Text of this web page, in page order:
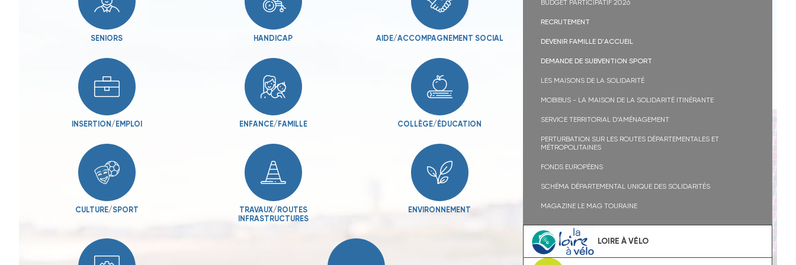
SENIORS HANDICAP AIDE/ACCOMPAGNEMENT SOCIAL
INSERTION / EMPLOI ENFANCE/ FAMILLE COLLÈGE/ ÉDUCATION
CULTURE/SPORT TRAVAUX/ ROUTES
INFRASTRUCTURES
ENVIRONNEMENT
BUDGET PARTICIPATIF 2026
RECRUTEMENT
DEVENIR FAMILLE D'ACCUEIL
DEMANDE DE SUBVENTION SPORT
LES MAISONS DE LA SOLIDARITÉ
MOBIBUS - LA MAISON DE LA SOLIDARITÉ ITINÉRANTE
SERVICE TERRITORIAL D’AMÉNAGEMENT
PERTURBATION SUR LES ROUTES DÉPARTEMENTALES ET
MÉTROPOLITAINES
FONDS EUROPÉENS
SCHÉMA DÉPARTEMENTAL UNIQUE DES SOLIDARITÉS
MAGAZINE LE MAG TOURAINE
LOIRE À VÉLO